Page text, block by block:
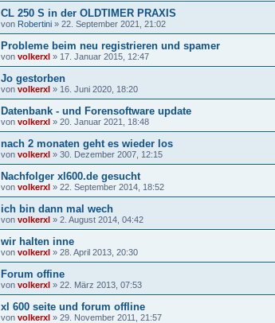
CL 250 S in der OLDTIMER PRAXIS
von Robertini » 22. September 2021, 21:02
Probleme beim neu registrieren und spamer
von volkerxl » 17. Januar 2015, 12:47
Jo gestorben
von volkerxl » 16. Juni 2020, 18:20
Datenbank - und Forensoftware update
von volkerxl » 20. Januar 2021, 18:48
nach 2 monaten geht es wieder los
von volkerxl » 30. Dezember 2007, 12:15
Nachfolger xl600.de gesucht
von volkerxl » 22. September 2014, 18:52
ich bin dann mal wech
von volkerxl » 2. August 2014, 04:42
wir halten inne
von volkerxl » 28. April 2013, 20:30
Forum offine
von volkerxl » 22. März 2013, 07:53
xl 600 seite und forum offline
von volkerxl » 29. November 2011, 21:57